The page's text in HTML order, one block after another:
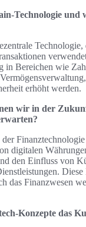
Technologie und
Technologie,
in Bereichen wie
erhöht werden.
wir in der
Finanztechnologie
digitalen
den Einfluss von
das Finanzwesen
Konzepte das